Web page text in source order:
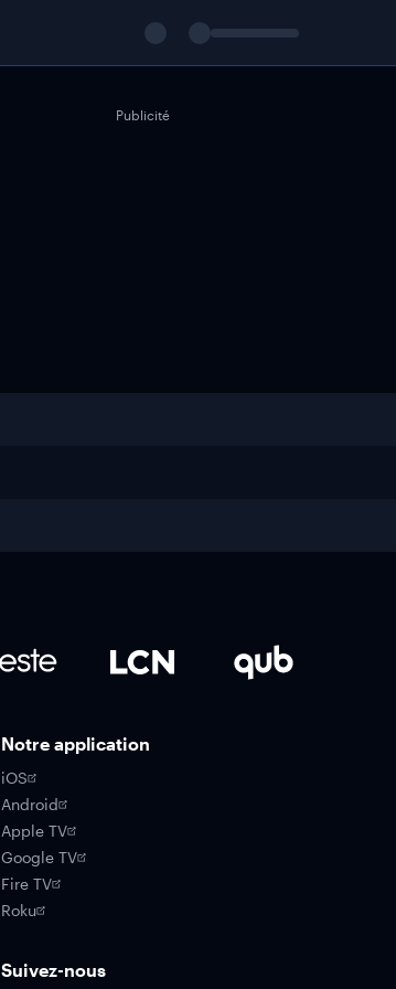
Publicité
Notre application
iOS
Android
Apple TV
Google TV
Fire TV
Roku
Suivez-nous